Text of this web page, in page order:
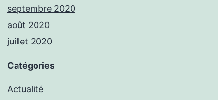
septembre 2020
août 2020
juillet 2020
Catégories
Actualité